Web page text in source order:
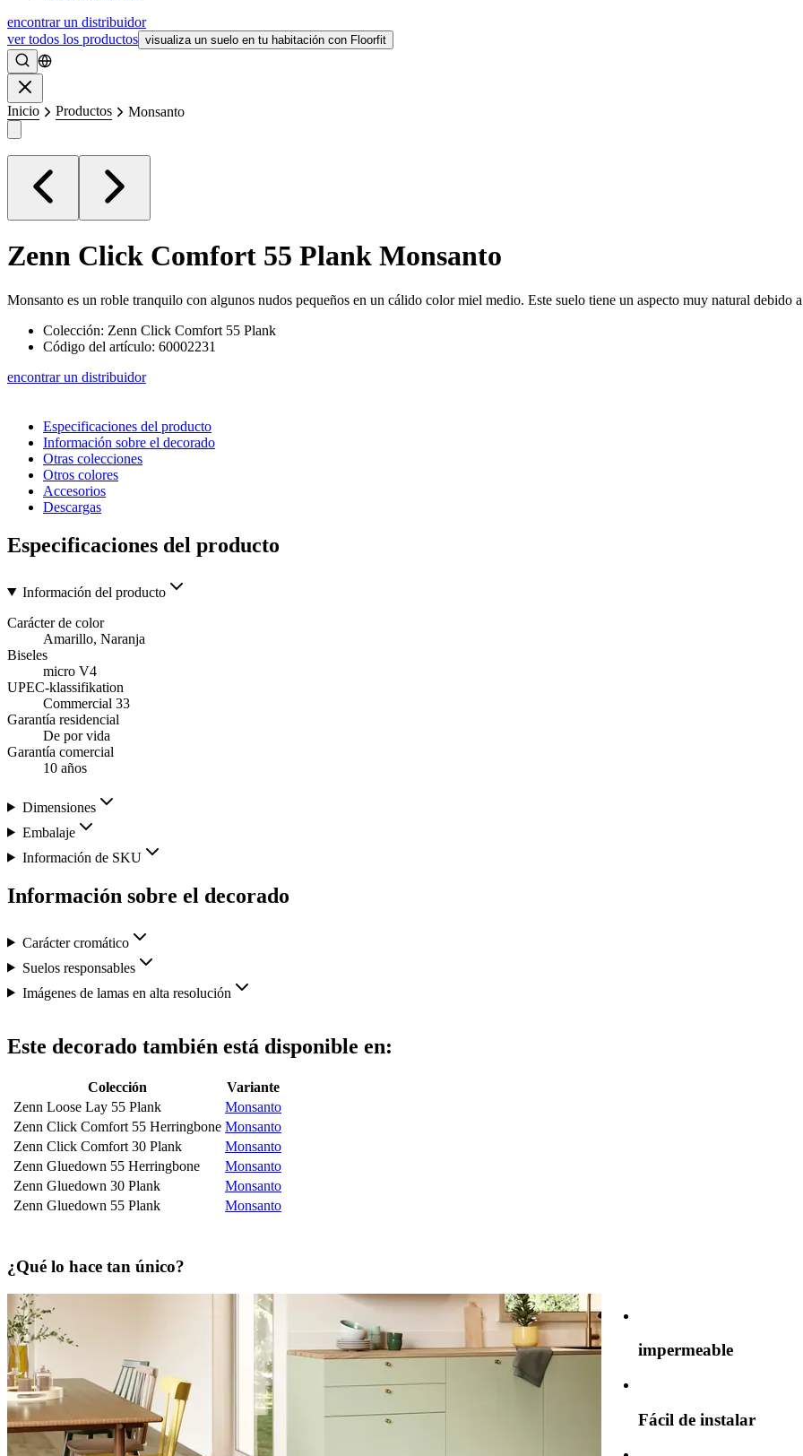
encontrar un distribuidor
ver todos los productos visualiza un suelo en tu habitación con Floorfit
Buscar
Inicio Productos Monsanto
Zenn Click Comfort 55 Plank Monsanto
Monsanto es un roble tranquilo con algunos nudos pequeños en un cálido color miel medio. Este suelo tiene un aspecto muy natural debido
Colección: Zenn Click Comfort 55 Plank
Código del artículo: 60002231
encontrar un distribuidor
Especificaciones del producto
Información sobre el decorado
Otras colecciones
Otros colores
Accesorios
Descargas
Especificaciones del producto
Información del producto
Carácter de color
Amarillo, Naranja
Biseles
micro V4
UPEC-klassifikation
Commercial 33
Garantía residencial
De por vida
Garantía comercial
10 años
Dimensiones
Embalaje
Información de SKU
Información sobre el decorado
Carácter cromático
Suelos responsables
Imágenes de lamas en alta resolución
Este decorado también está disponible en:
Colección
Variante
Zenn Loose Lay 55 Plank
Monsanto
Zenn Click Comfort 55 Herringbone Monsanto
Zenn Click Comfort 30 Plank
Monsanto
Zenn Gluedown 55 Herringbone
Monsanto
Zenn Gluedown 30 Plank
Monsanto
Zenn Gluedown 55 Plank
Monsanto
¿Qué lo hace tan único?
impermeable
Fácil de instalar